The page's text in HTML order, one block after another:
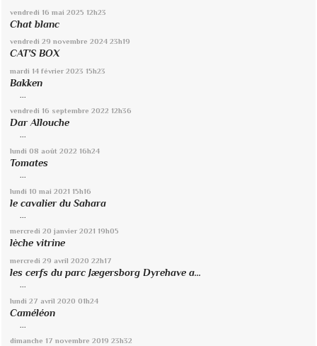
vendredi 16 mai 2025 12h23
Chat blanc
vendredi 29 novembre 2024 23h19
CAT'S BOX
mardi 14 février 2023 15h23
Bakken
vendredi 16 septembre 2022 12h36
Dar Allouche
...
lundi 08 août 2022 16h24
Tomates
...
lundi 10 mai 2021 15h16
le cavalier du Sahara
mercredi 20 janvier 2021 19h05
lèche vitrine
mercredi 29 avril 2020 22h17
les cerfs du parc Jægersborg Dyrehave a...
lundi 27 avril 2020 01h24
Caméléon
dimanche 17 novembre 2019 23h32